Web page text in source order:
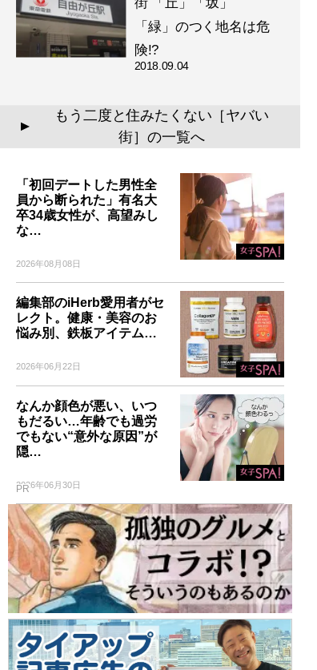
「緑」のつく地名は危
険!?
2018.09.04
▲
もう二度と住みたくない［ヤバい
街］の一覧へ
「初回デートした男性全
員から断られた」有名大
卒34歳女性が、高望みし
な…
2026年08月08日
編集部のiHerb愛用者がセ
レクト。健康・美容のお
悩み別、鉄板アイテム…
2026年06月22日
なんか顔色が悪い、いつ
もだるい…年齢でも過労
でもない“意外な原因”が
隠…
2026年06月30日
PR